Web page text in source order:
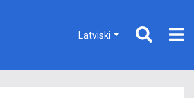
Latviski